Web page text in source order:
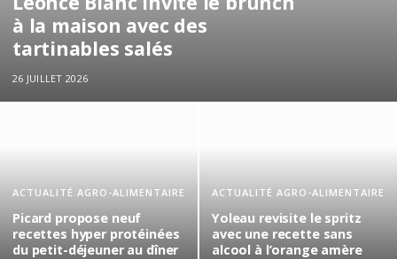
à la maison avec des
tartinables salés
26 JUILLET 2026
ACTUALITÉ AGRO-ALIMENTAIRE
Picard propose neuf
recettes hyper protéinées
du petit-déjeuner au dîner
ACTUALITÉ AGRO-ALIMENTAIRE
Yoleau revisite le spritz
avec une recette sans
alcool à l’orange amère